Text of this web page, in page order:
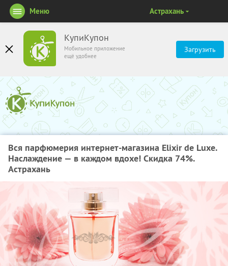
КупиКупон
Мобильное приложение
ещё удобнее
Загрузить
Меню Астрахань
Вся парфюмерия интернет-магазина Elixir de Luxe.
Наслаждение — в каждом вдохе! Скидка 74%.
Астрахань